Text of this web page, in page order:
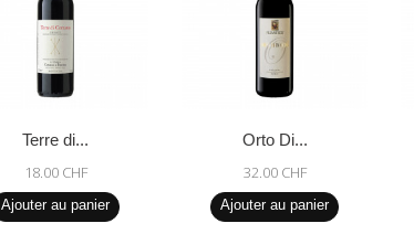
Terre di...
18.00 CHF
Ajouter au panier
Orto Di...
32.00 CHF
Ajouter au panier